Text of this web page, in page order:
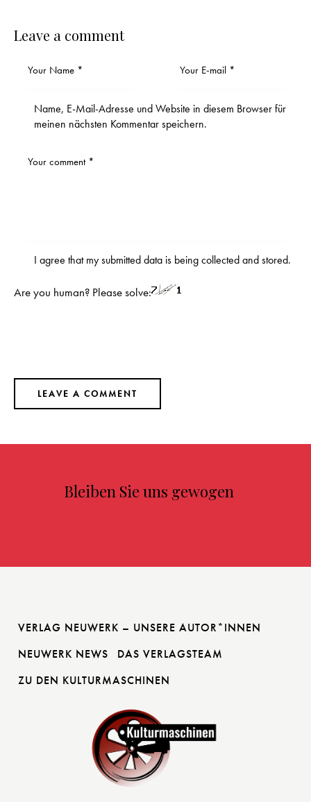
Leave a comment
Name, E-Mail-Adresse und Website in diesem Browser für
meinen nächsten Kommentar speichern.
I agree that my submitted data is beingcollected and stored.
Are you human? Please solve:
Bleiben Sie uns gewogen
VERLAG NEUWERK – UNSERE AUTOR*INNEN
NEUWERK NEWS
DAS VERLAGSTEAM
ZU DEN KULTURMASCHINEN